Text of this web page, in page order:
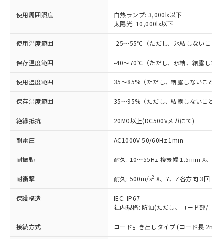
使用周囲照度
白熱ランプ: 3,000lx以下
太陽光: 10,000lx以下
使用温度範囲 -25～55℃（ただし、氷結しないこと
保存温度範囲 -40～70℃（ただし、氷結、結露しな
使用湿度範囲 35～85%（ただし、結露しないこと）
保存湿度範囲 35～95%（ただし、結露しないこと）
絶縁抵抗 20MΩ以上(DC500Vメガにて)
耐電圧 AC1000V 50/60Hz 1min
耐振動 耐久: 10～55Hz 複振幅 1.5mm X、Y
耐衝撃 耐久: 500m/s2 X、Y、Z各方向 3回
保護構造
IEC: IP67
社内規格: 防油(ただし、コード部/コ
接続方式 コード引き出しタイプ (コード長 2m)
ご利用条件
以下の条件をお読みいただき、同意のうえ
商品の当社在庫状況および標準価格
(税抜)を提供させていただくもので
当社制御機器事業取扱商品の中には、
本サービスの対象外となる商品もある
ことをご了承ください。
在庫状況および標準価格照会結果は、
記載している更新日時点での社内デー
タに基づき作成されるものであり、閲
覧された時点での実際の在庫および標
準価格とは異なる場合があることをご
非含有に対応した製品が提供可能な商品で
対応予定：EU RoHS指令（10物質）の非含
有に対応した製品に切り替える予定のある
商品です。
対応予定なし：EU RoHS指令（10物質）の
非含有に非対応の商品で、対応品を出す予
調査・確認中：EU RoHS指令（10物質）の
非含有の対応状況を調査中または確認中の
商品です。
害物質有無と関係のない商品です。
仕入先様の事情により、非含有部品として
いたものが、含有品と判明した場合などや
むを得ず変更することがあります。
*EU RoHS指令（10物質）：
鉛(Pb) 1000ppm以下、 水銀(Hg) 1000ppm以下、 カド
六価クロム(Cr(Ⅵ)) 1000ppm以下、ポリ臭化ビフェニル
類(PBB) 1000ppm以下、ポリ臭化ジフェニルエーテル類
※1 中国RoHS○×表
「○」：最大均質材料含有率が中国RoHSの
基準値以下であることを示します。
基準値を超えていることを示します。
「－」：未確認です。当社販売部門へお問
*中国RoHS10物質の基準値 (GB/T26572)：
Pb(鉛) :1000ppm、 Hg(水銀) : 1000ppm、 Cd(カドミウ
Cr(Ⅵ)(六価クロム) : 1000ppm、 PBBs(ポリ臭化ビフェ
ニル類) : 1000ppm、 PBDEs(ポリ臭化ジフェニルエーテ
当社は、これら貴社製品のうち、外国
為替および外国貿易法に定める商品
（以下｢規制貨物等」という）を輸出
または国外への提供する場合は、日本
国政府の輸出許可(または役務取引許
可)を取得するなどの必要な手続きを
一定数以上の在庫あり